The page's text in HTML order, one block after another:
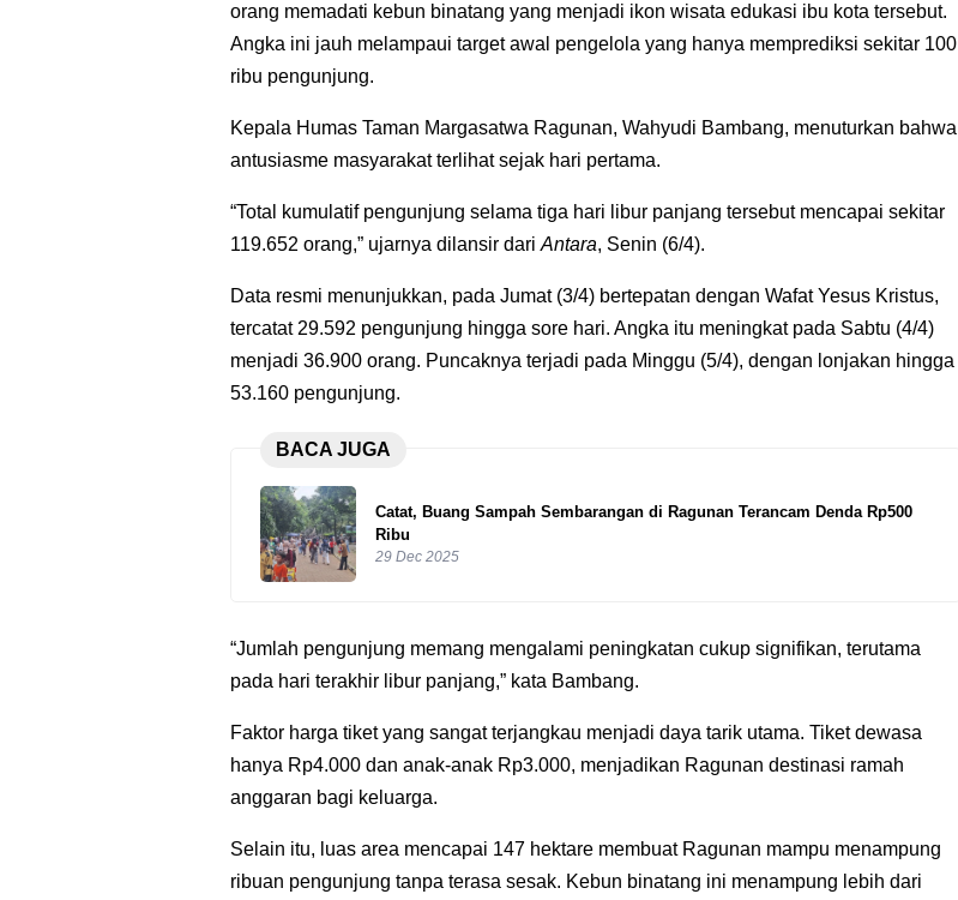
orang memadati kebun binatang yang menjadi ikon wisata edukasi ibu kota tersebut.
Angka ini jauh melampaui target awal pengelola yang hanya memprediksi sekitar 100
ribu pengunjung.
Kepala Humas Taman Margasatwa Ragunan, Wahyudi Bambang, menuturkan bahwa
antusiasme masyarakat terlihat sejak hari pertama.
“Total kumulatif pengunjung selama tiga hari libur panjang tersebut mencapai sekitar
119.652 orang,” ujarnya dilansir dari Antara, Senin (6/4).
Data resmi menunjukkan, pada Jumat (3/4) bertepatan dengan Wafat Yesus Kristus,
tercatat 29.592 pengunjung hingga sore hari. Angka itu meningkat pada Sabtu (4/4)
menjadi 36.900 orang. Puncaknya terjadi pada Minggu (5/4), dengan lonjakan hingga
53.160 pengunjung.
BACA JUGA
Catat, Buang Sampah Sembarangan di Ragunan Terancam Denda Rp500
Ribu
29 Dec 2025
“Jumlah pengunjung memang mengalami peningkatan cukup signifikan, terutama
pada hari terakhir libur panjang,” kata Bambang.
Faktor harga tiket yang sangat terjangkau menjadi daya tarik utama. Tiket dewasa
hanya Rp4.000 dan anak-anak Rp3.000, menjadikan Ragunan destinasi ramah
anggaran bagi keluarga.
Selain itu, luas area mencapai 147 hektare membuat Ragunan mampu menampung
ribuan pengunjung tanpa terasa sesak. Kebun binatang ini menampung lebih dari